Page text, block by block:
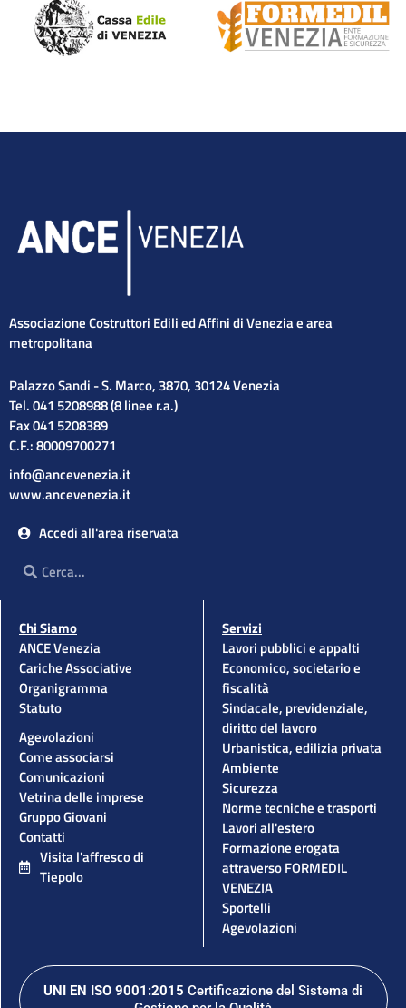
Associazione Costruttori Edili ed Affini di Venezia e area
metropolitana
Palazzo Sandi - S. Marco, 3870, 30124 Venezia
Tel. 041 5208988 (8 linee r.a.)
Fax 041 5208389
C.F.: 80009700271
info@ancevenezia.it
www.ancevenezia.it
Accedi all'area riservata
Cerca
Chi Siamo
ANCE Venezia
Cariche Associative
Organigramma
Statuto
Agevolazioni
Come associarsi
Comunicazioni
Vetrina delle imprese
Gruppo Giovani
Contatti
Visita l'affresco di
Tiepolo
Servizi
Lavori pubblici e appalti
Economico, societario e
fiscalità
Sindacale, previdenziale,
diritto del lavoro
Urbanistica, edilizia privata
Ambiente
Sicurezza
Norme tecniche e trasporti
Lavori all'estero
Formazione erogata
attraverso FORMEDIL
VENEZIA
Sportelli
Agevolazioni
UNI EN ISO 9001:2015 Certificazione del Sistema di